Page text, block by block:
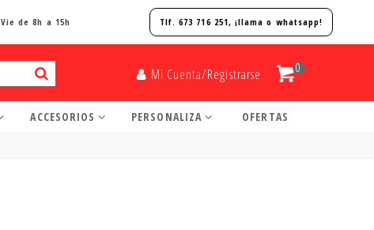
de 8h a 15h Tlf. 673 716 251, ¡llama o whatsapp!
Mi Cuenta/Registrarse 0
ACCESORIOS PERSONALIZA
OFERTAS